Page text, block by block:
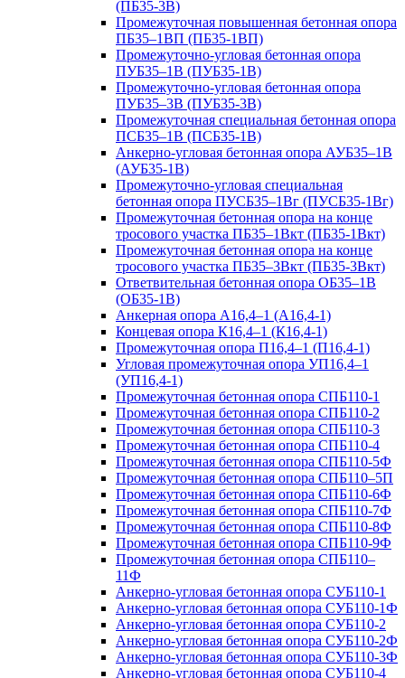
(ПБ35-3В)
Промежуточная повышенная бетонная опора
ПБ35–1ВП (ПБ35-1ВП)
Промежуточно-угловая бетонная опора
ПУБ35–1В (ПУБ35-1В)
Промежуточно-угловая бетонная опора
ПУБ35–3В (ПУБ35-3В)
Промежуточная специальная бетонная опора
ПСБ35–1В (ПСБ35-1В)
Анкерно-угловая бетонная опора АУБ35–1В
(АУБ35-1В)
Промежуточно-угловая специальная
бетонная опора ПУСБ35–1Вг (ПУСБ35-1Вг)
Промежуточная бетонная опора на конце
тросового участка ПБ35–1Вкт (ПБ35-1Вкт)
Промежуточная бетонная опора на конце
тросового участка ПБ35–3Вкт (ПБ35-3Вкт)
Ответвительная бетонная опора ОБ35–1В
(ОБ35-1В)
Анкерная опора А16,4–1 (А16,4-1)
Концевая опора К16,4–1 (К16,4-1)
Промежуточная опора П16,4–1 (П16,4-1)
Угловая промежуточная опора УП16,4–1
(УП16,4-1)
Промежуточная бетонная опора СПБ110-1
Промежуточная бетонная опора СПБ110-2
Промежуточная бетонная опора СПБ110-3
Промежуточная бетонная опора СПБ110-4
Промежуточная бетонная опора СПБ110-5Ф
Промежуточная бетонная опора СПБ110–5П
Промежуточная бетонная опора СПБ110-6Ф
Промежуточная бетонная опора СПБ110-7Ф
Промежуточная бетонная опора СПБ110-8Ф
Промежуточная бетонная опора СПБ110-9Ф
Промежуточная бетонная опора СПБ110–
11Ф
Анкерно-угловая бетонная опора СУБ110-1
Анкерно-угловая бетонная опора СУБ110-1Ф
Анкерно-угловая бетонная опора СУБ110-2
Анкерно-угловая бетонная опора СУБ110-2Ф
Анкерно-угловая бетонная опора СУБ110-3Ф
Анкерно-угловая бетонная опора СУБ110-4